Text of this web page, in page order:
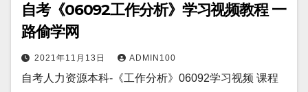
自考《06092工作分析》学习视频教程 一
路偷学网
2021年11月13日 ADMIN100
自考人力资源本科-《工作分析》06092学习视频 课程